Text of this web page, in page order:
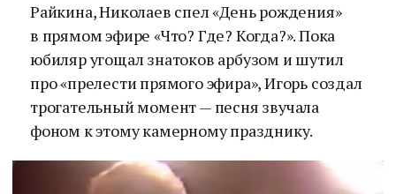
Райкина, Николаев спел «День рождения»
в прямом эфире «Что? Где? Когда?». Пока
юбиляр угощал знатоков арбузом и шутил
про «прелести прямого эфира», Игорь создал
трогательный момент — песня звучала
фоном к этому камерному празднику.